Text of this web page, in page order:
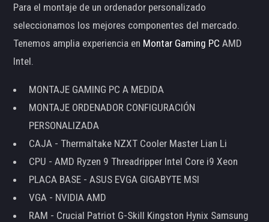
Para el montaje de un ordenador personalizado
seleccionamos los mejores componentes del mercado.
Tenemos amplia experiencia en Montar Gaming PC AMD
Intel.
MONTAJE GAMING PC A MEDIDA
MONTAJE ORDENADOR CONFIGURACIÓN
PERSONALIZADA
CAJA - Thermaltake NZXT Cooler Master Lian Li
CPU - AMD Ryzen 9 Threadripper Intel Core i9 Xeon
PLACA BASE - ASUS EVGA GIGABYTE MSI
VGA - NVIDIA AMD
RAM - Crucial Patriot G-Skill Kingston Hynix Samsung